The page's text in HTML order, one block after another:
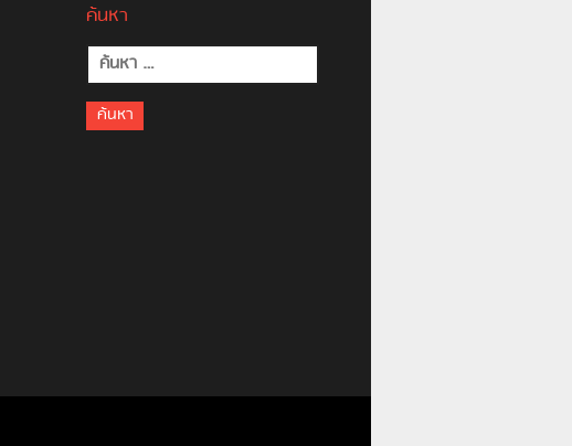
ค้นหา
ค้นหา
สำหรับ: